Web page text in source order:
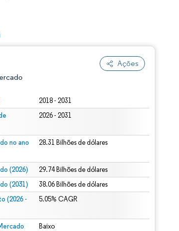
Ações
2018 - 2031
2026 - 2031
no ano
28.31 Bilhões de dólares
(2026) 29.74 Bilhões de dólares
(2031) 38.06 Bilhões de dólares
(2026 -
5.05% CAGR
Baixo
4.0.